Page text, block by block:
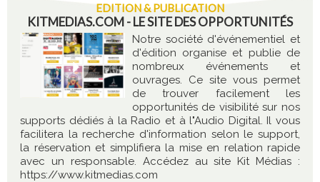
EDITION & PUBLICATION
KITMEDIAS.COM - LE SITE DES OPPORTUNITÉS
Notre société d'événementiel et
d'édition organise et publie de
nombreux événements et
ouvrages. Ce site vous permet
de trouver facilement les
opportunités de visibilité sur nos
supports dédiés à la Radio et à l"Audio Digital. Il vous
facilitera la recherche d'information selon le support,
la réservation et simplifiera la mise en relation rapide
avec un responsable. Accédez au site Kit Médias :
https://www.kitmedias.com